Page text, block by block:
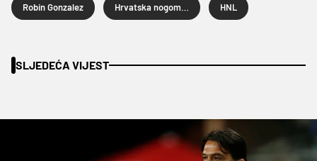
Robin Gonzalez HNL
SLJEDEĆA VIJEST